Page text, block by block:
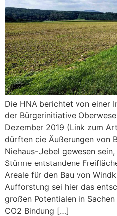
Die HNA berichtet von einer
der Bürgerinitiative
Dezember 2019 (Link zum
dürften die Äußerungen von
Niehaus-Uebel gewesen
Stürme entstandene
Areale für den Bau von
Aufforstung sei hier das
großen Potentialen in
CO2 Bindung […]